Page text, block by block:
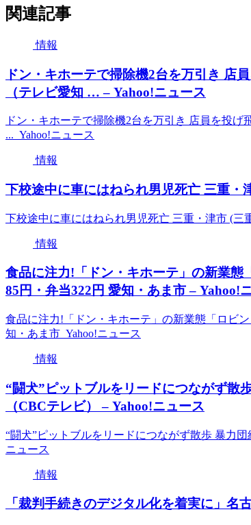
関連記事
情報
ドン・キホーテで掃除機2台を万引き 店
（テレビ愛知 … – Yahoo!ニュース
ドン・キホーテで掃除機2台を万引き 店員を投
... Yahoo!ニュース
情報
下校途中に車にはねられ男児死亡 三重・
下校途中に車にはねられ男児死亡 三重・津市 (三
情報
食品に注力!「ドン・キホーテ」の新業態
85円・弁当322円 愛知・あま市 – Yahoo!
食品に注力!「ドン・キホーテ」の新業態「ロビ
知・あま市 Yahoo!ニュース
情報
“闘犬”ピットブルをリードにつながず散
（CBCテレビ） – Yahoo!ニュース
“闘犬”ピットブルをリードにつながず散歩 暴力
ニュース
情報
「裁判手続きのデジタル化を着実に」